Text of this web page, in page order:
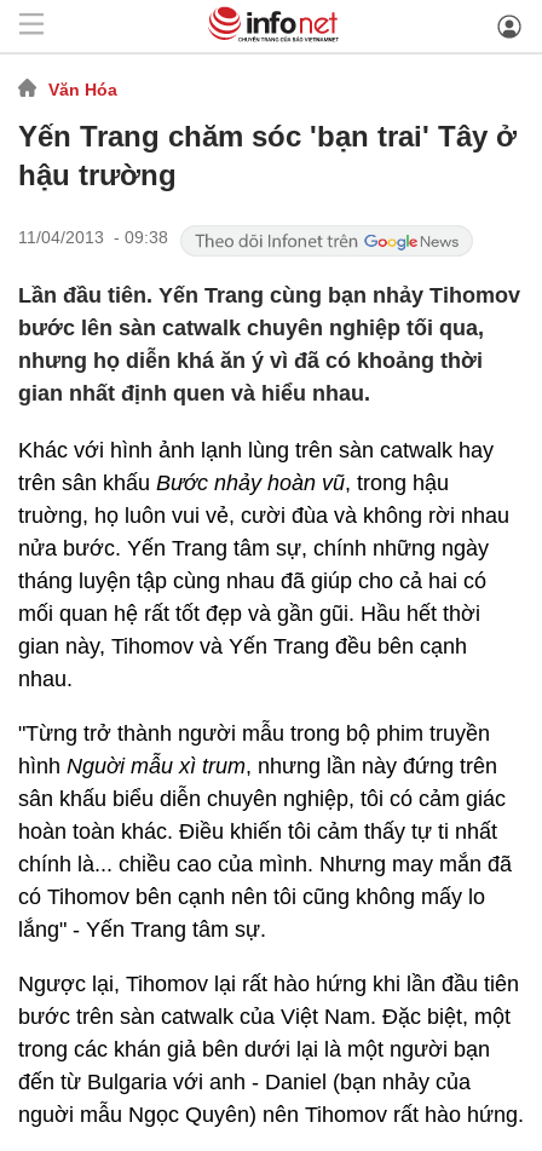
Văn Hóa
Yến Trang chăm sóc 'bạn trai' Tây ở
hậu trường
11/04/2013 - 09:38
Lần đầu tiên. Yến Trang cùng bạn nhảy Tihomov
bước lên sàn catwalk chuyên nghiệp tối qua,
nhưng họ diễn khá ăn ý vì đã có khoảng thời
gian nhất định quen và hiểu nhau.
Khác với hình ảnh lạnh lùng trên sàn catwalk hay
trên sân khấu Bước nhảy hoàn vũ, trong hậu
truờng, họ luôn vui vẻ, cười đùa và không rời nhau
nửa bước. Yến Trang tâm sự, chính những ngày
tháng luyện tập cùng nhau đã giúp cho cả hai có
mối quan hệ rất tốt đẹp và gần gũi. Hầu hết thời
gian này, Tihomov và Yến Trang đều bên cạnh
nhau.
"Từng trở thành người mẫu trong bộ phim truyền
hình Nguời mẫu xì trum, nhưng lần này đứng trên
sân khấu biểu diễn chuyên nghiệp, tôi có cảm giác
hoàn toàn khác. Điều khiến tôi cảm thấy tự ti nhất
chính là... chiều cao của mình. Nhưng may mắn đã
có Tihomov bên cạnh nên tôi cũng không mấy lo
lắng" - Yến Trang tâm sự.
Ngược lại, Tihomov lại rất hào hứng khi lần đầu tiên
bước trên sàn catwalk của Việt Nam. Đặc biệt, một
trong các khán giả bên dưới lại là một người bạn
đến từ Bulgaria với anh - Daniel (bạn nhảy của
nguời mẫu Ngọc Quyên) nên Tihomov rất hào hứng.